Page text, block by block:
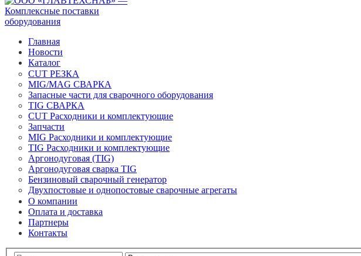
Главная
Новости
Каталог
CUT РЕЗКА
MIG/MAG СВАРКА
Запасные части для сварочного оборудования
TIG СВАРКА
CUT Расходники и комплектующие
Запчасти
MIG Расходники и комплектующие
TIG Расходники и комплектующие
Аргонодуговая (TIG)
Аргонодуговая сварка TIG
Бензиновый сварочный генератор
Двухпостовые и однопостовые сварочные агрегаты
О компании
Оплата и доставка
Партнеры
Контакты